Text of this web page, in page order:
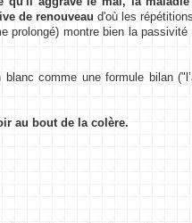
de renouveau d'où les
prolongé) montre bien la
comme une formule bilan
au bout de la colère.